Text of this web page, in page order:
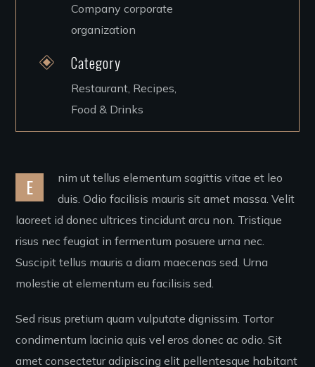
Company corporate
organization
Category
Restaurant, Recipes,
Food & Drinks
E
nim ut tellus elementum sagittis vitae et leo
duis. Odio facilisis mauris sit amet massa. Velit
laoreet id donec ultrices tincidunt arcu non. Tristique
risus nec feugiat in fermentum posuere urna nec.
Suscipit tellus mauris a diam maecenas sed. Urna
molestie at elementum eu facilisis sed.
Sed risus pretium quam vulputate dignissim. Tortor
condimentum lacinia quis vel eros donec ac odio. Sit
amet consectetur adipiscing elit pellentesque habitant